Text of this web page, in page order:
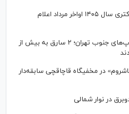
نتایج نهایی آزمون دکتری سال ۱۴۰۵ اواخر مرداد اعلام
پایان جولان موبایل‌قاپ‌های جنوب تهران؛ ۲ سارق به بیش از
و ماشروم» در مخفیگاه قاچاقچی سابقه‌دار
در نوار شمالی